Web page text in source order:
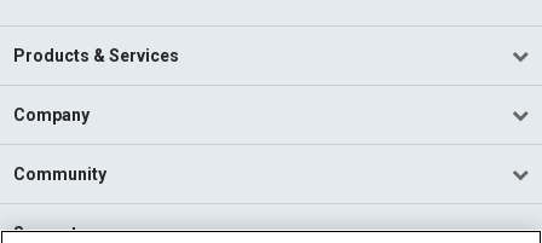
Products & Services
Company
Community
Support